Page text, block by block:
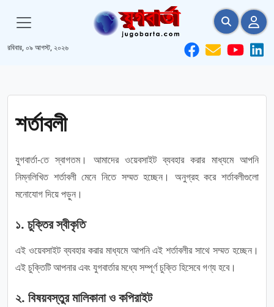
রবিবার, ০৯ আগস্ট, ২০২৬
শর্তাবলী
যুগবার্তা-তে স্বাগতম। আমাদের ওয়েবসাইট ব্যবহার করার মাধ্যমে আপনি
নিম্নলিখিত শর্তাবলী মেনে নিতে সম্মত হচ্ছেন। অনুগ্রহ করে শর্তাবলীগুলো
মনোযোগ দিয়ে পড়ুন।
১. চুক্তির স্বীকৃতি
এই ওয়েবসাইট ব্যবহার করার মাধ্যমে আপনি এই শর্তাবলীর সাথে সম্মত হচ্ছেন।
এই চুক্তিটি আপনার এবং যুগবার্তার মধ্যে সম্পূর্ণ চুক্তি হিসেবে গণ্য হবে।
২. বিষয়বস্তুর মালিকানা ও কপিরাইট